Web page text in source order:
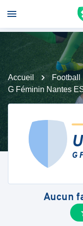
Accueil Football
G Féminin Nantes
G
Aucun